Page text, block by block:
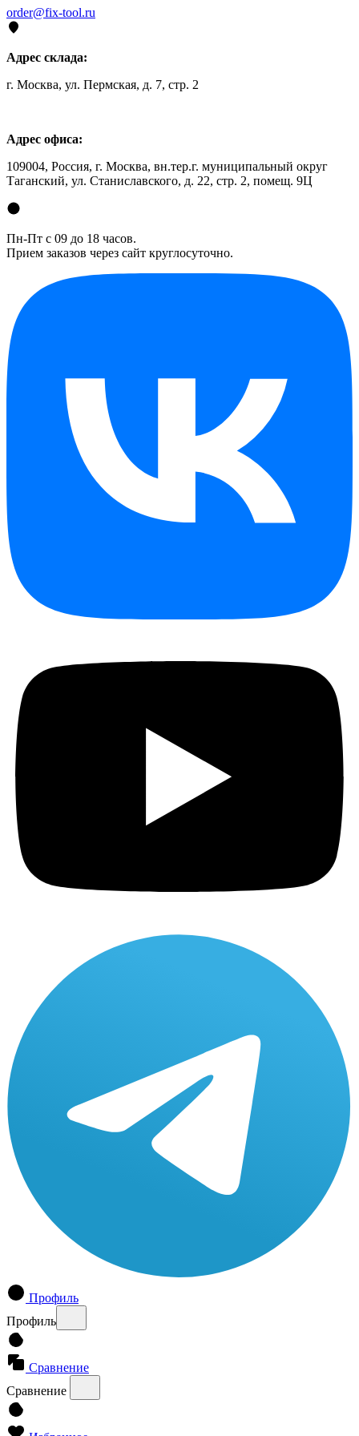
order@fix-tool.ru
Адрес склада:
г. Москва, ул. Пермская, д. 7, стр. 2
Адрес офиса:
109004, Россия, г. Москва, вн.тер.г. муниципальный округ
Таганский, ул. Станиславского, д. 22, стр. 2, помещ. 9Ц
Пн-Пт с 09 до 18 часов.
Прием заказов через сайт круглосуточно.
Профиль
Профиль
Сравнение
Сравнение